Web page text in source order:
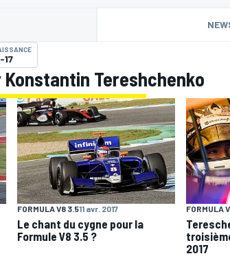
17
Tereshchenko
FORMULA V8 3.511 avr. 2017
Le chant du cygne pour la
Formule V8 3.5 ?
FORMULA
2017